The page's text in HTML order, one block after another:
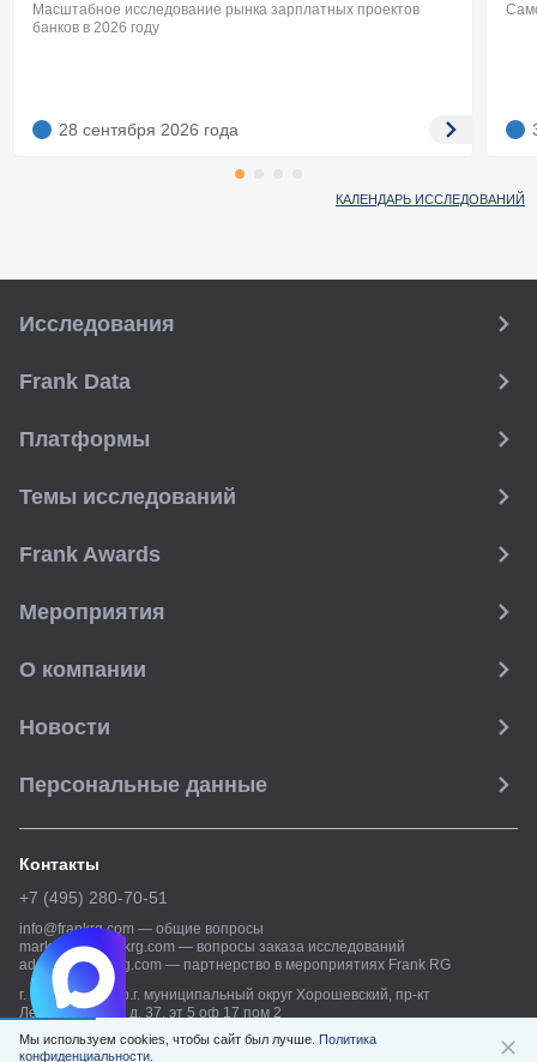
Масштабное исследование рынка зарплатных проектов
банков в 2026 году
28 сентября 2026 года
КАЛЕНДАРЬ ИССЛЕДОВАНИЙ
Исследования
Frank Data
Платформы
Темы исследований
Frank Awards
Мероприятия
О компании
Новости
Персональные данные
Контакты
+7 (495) 280-70-51
общие вопросы
—
info@frankrg.com
вопросы заказа исследований
—
marketing@frankrg.com
партнерство в мероприятиях Frank RG
—
adsales@frankrg.com
г. Москва, вн.тер.г. муниципальный округ Хорошевский, пр-кт
Ленинградский, д. 37, эт 5 оф 17 пом 2
© Frank RG,2026
Мы используем cookies, чтобы сайт был лучше. Политика
конфиденциальности.